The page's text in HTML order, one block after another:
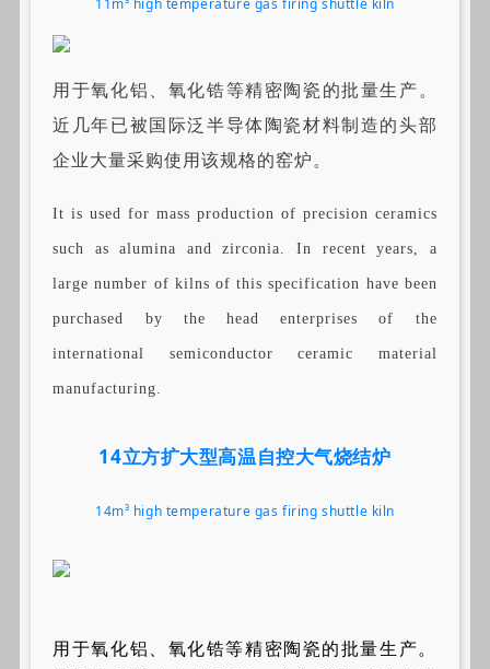
11m³ high temperature gas firing shuttle kiln
用于氧化铝、氧化锆等精密陶瓷的批量生产。
近几年已被国际泛半导体陶瓷材料制造的头部
企业大量采购使用该规格的窑炉。
It is used for mass production of precision ceramics
such as alumina and zirconia. In recent years, a
large number of kilns of this specification have been
purchased by the head enterprises of the
international semiconductor ceramic material
manufacturing.
14立方扩大型高温自控大气烧结炉
14m³ high temperature gas firing shuttle kiln
用于氧化铝、氧化锆等精密陶瓷的批量生产。